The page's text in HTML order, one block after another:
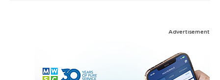
Advertisement